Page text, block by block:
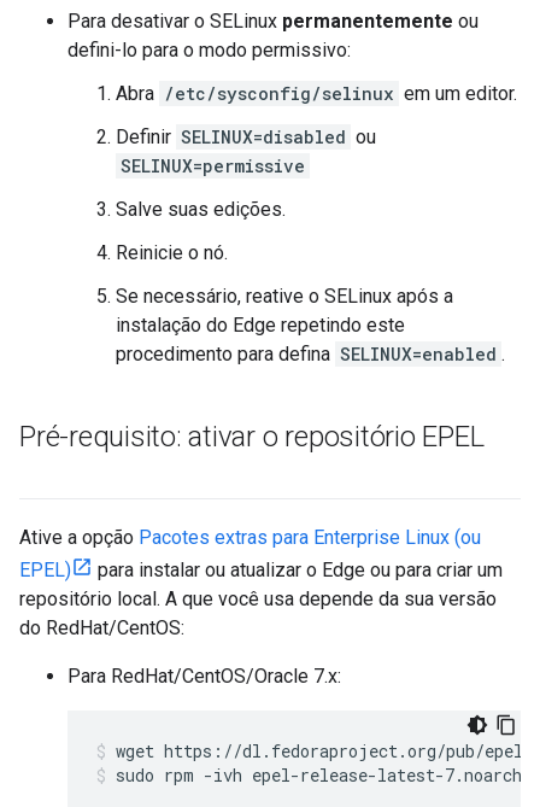
Para desativar o SELinux permanentemente ou
defini-lo para o modo permissivo:
Abra /etc/sysconfig/selinux em um editor.
Definir SELINUX=disabled ou
SELINUX=permissive
Salve suas edições.
Reinicie o nó.
Se necessário, reative o SELinux após a
instalação do Edge repetindo este
procedimento para defina SELINUX=enabled .
Pré-requisito: ativar o repositório EPEL
Ative a opção Pacotes extras para Enterprise Linux (ou
EPEL)
para instalar ou atualizar o Edge ou para criar um
repositório local. A que você usa depende da sua versão
do RedHat/CentOS:
Para RedHat/CentOS/Oracle 7.x:
sudo rpm -ivh epel-release-latest-